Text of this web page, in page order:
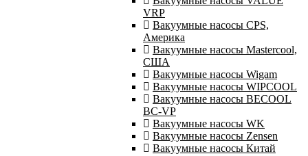
VRP
Вакуумные насосы CPS,
Америка
Вакуумные насосы Mastercool,
США
Вакуумные насосы Wigam
Вакуумные насосы WIPCOOL
Вакуумные насосы BECOOL
BC-VP
Вакуумные насосы WK
Вакуумные насосы Zensen
Вакуумные насосы Китай